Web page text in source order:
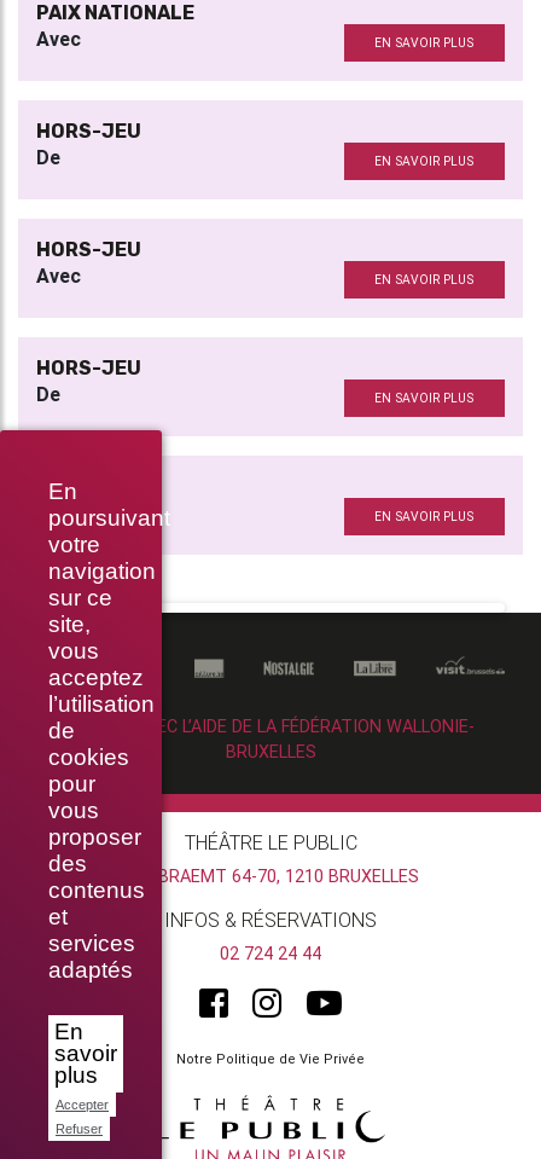
En
poursuivant
votre
navigation
sur ce
site,
vous
acceptez
l’utilisation
de
cookies
pour
vous
proposer
des
contenus
et
services
adaptés
En
savoir
plus
Accepter
Refuser
PAIX NATIONALE
Avec EN SAVOIR PLUS
HORS-JEU
De EN SAVOIR PLUS
HORS-JEU
Avec EN SAVOIR PLUS
HORS-JEU
De EN SAVOIR PLUS
HORS-JEU
Avec EN SAVOIR PLUS
RÉALISÉ AVEC L’AIDE DE LA FÉDÉRATION WALLONIE-
BRUXELLES
THÉÂTRE LE PUBLIC
RUE BRAEMT 64-70, 1210 BRUXELLES
INFOS & RÉSERVATIONS
02 724 24 44
Notre Politique de Vie Privée